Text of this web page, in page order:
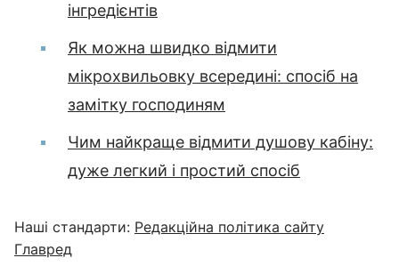
інгредієнтів
Як можна швидко відмити
мікрохвильовку всередині: спосіб на
замітку господиням
Чим найкраще відмити душову кабіну:
дуже легкий і простий спосіб
Наші стандарти: Редакційна політика сайту
Главред